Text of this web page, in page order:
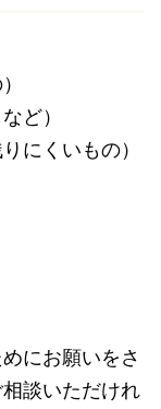
ど）
にくいもの）
にお願いをさ
談いただけれ